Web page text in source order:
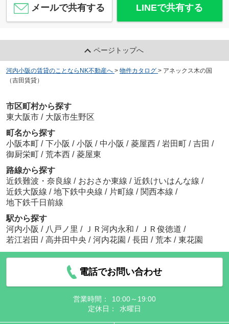
メールで共有する LINEで共有する
ページトップへ
河内小阪の賃貸のことならNK不動産へ > 物件カタログ > アネックス木の国
（吉田賃貸）
市区町村から探す
東大阪市 / 大阪市生野区
町名から探す
小阪本町 / 下小阪 / 小阪 / 中小阪 / 菱屋西 / 岩田町 / 吉田 /
御厨栄町 / 荒本西 / 菱屋東
路線から探す
近鉄難波・奈良線 / おおさか東線 / 近鉄けいはんな線 /
近鉄大阪線 / 地下鉄中央線 / 片町線 / 関西本線 /
地下鉄千日前線
駅から探す
河内小阪 / 八戸ノ里 / ＪＲ河内永和 / ＪＲ俊徳道 /
若江岩田 / 高井田中央 / 河内花園 / 長田 / 荒本 / 東花園
電話でお問い合わせ
営業時間：
10:00～19:00
定休日：
水曜日